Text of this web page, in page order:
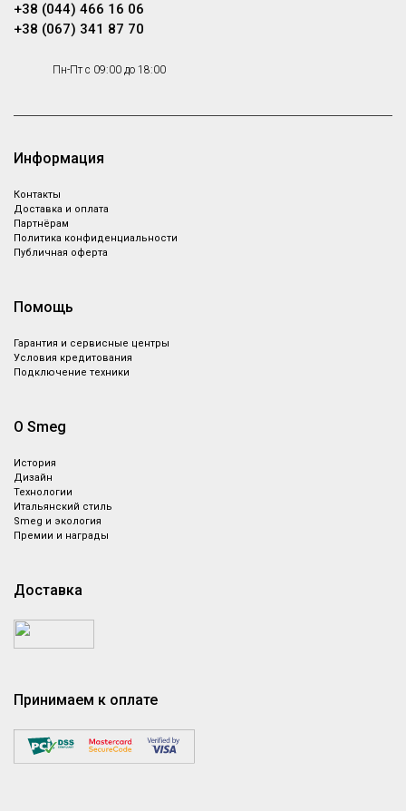
+38 (044) 466 16 06
+38 (067) 341 87 70
Пн-Пт с 09:00 до 18:00
Информация
Контакты
Доставка и оплата
Партнёрам
Политика конфиденциальности
Публичная оферта
Помощь
Гарантия и сервисные центры
Условия кредитования
Подключение техники
О Smeg
История
Дизайн
Технологии
Итальянский стиль
Smeg и экология
Премии и награды
Доставка
Принимаем к оплате